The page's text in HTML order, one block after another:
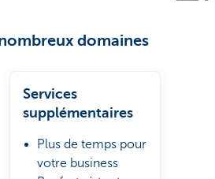
domaines
Services
supplémentaires
Plus de temps pour
votre business